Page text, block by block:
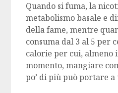
Quando si fuma, la
metabolismo basale e
della fame, mentre
consuma dal 3 al 5 per
calorie per cui, almeno
momento, mangiare
po’ di più può portare